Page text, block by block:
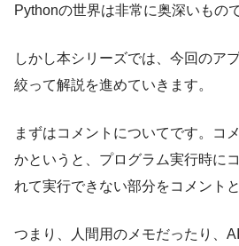
Pythonの世界は非常に奥深いもので
しかし本シリーズでは、今回のア
絞って解説を進めていきます。
まずはコメントについてです。コ
かというと、プログラム実行時に
れて実行できない部分をコメント
つまり、人間用のメモだったり、